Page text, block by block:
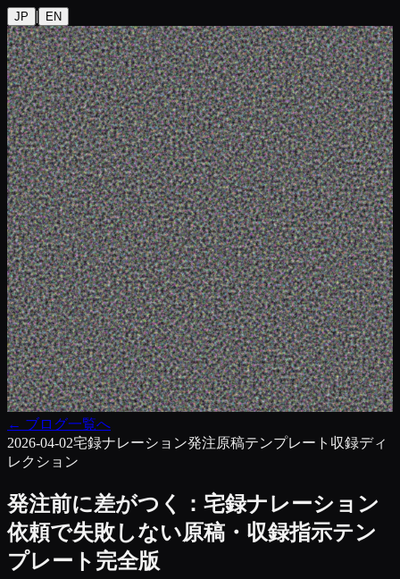
JP | EN
← ブログ一覧へ
2026-04-02宅録ナレーション発注原稿テンプレート 収録ディ
レクション
発注前に差がつく：宅録ナレーション
依頼で失敗しない原稿・収録指示テン
プレート完全版